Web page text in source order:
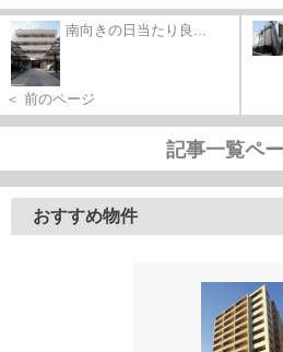
南向きの日当たり良...
＜ 前のページ
記事一覧ペ
おすすめ物件